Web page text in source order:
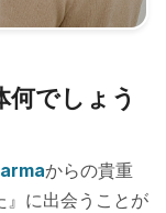
でしょう
からの貴重
』に出会うことが